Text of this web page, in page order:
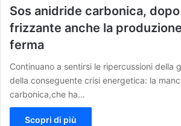
Sos anidride carbonica, dopo
frizzante anche la
ferma
Continuano a sentirsi le ripercussioni della
della conseguente crisi energetica: la
carbonica,che ha…
Scopri di più